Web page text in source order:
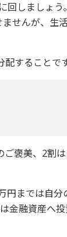
回しましょう
せんが、生
することです
褒美、2割
円までは自分
金融資産へ投